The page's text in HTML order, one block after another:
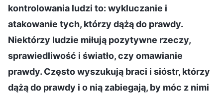
kontrolowania ludzi to: wykluczanie i
atakowanie tych, którzy dążą do prawdy.
Niektórzy ludzie miłują pozytywne rzeczy,
sprawiedliwość i światło, czy omawianie
prawdy. Często wyszukują braci i sióstr, którzy
dążą do prawdy i o nią zabiegają, by móc z nimi